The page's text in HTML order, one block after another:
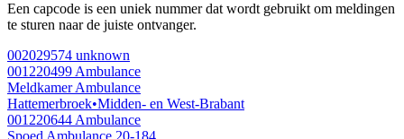
Een capcode is een uniek nummer dat wordt gebruikt om meldingen
te sturen naar de juiste ontvanger.
002029574 unknown
001220499 Ambulance
Meldkamer Ambulance
Hattemerbroek•Midden- en West-Brabant
001220644 Ambulance